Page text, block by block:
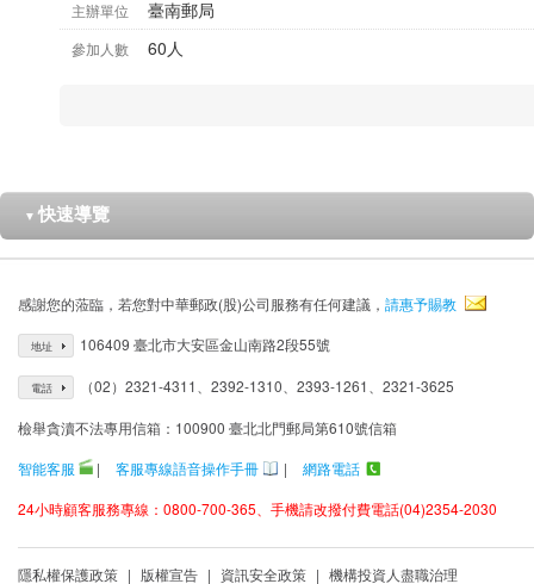
主辦單位 臺南郵局
參加人數 60人
▼ 快速導覽
感謝您的蒞臨，若您對中華郵政(股)公司服務有任何建議， 請惠予賜教
地址 106409 臺北市大安區金山南路2段55號
電話 （02）2321-4311、2392-1310、2393-1261、2321-3625
檢舉貪瀆不法專用信箱：100900 臺北北門郵局第610號信箱
智能客服
| 客服專線語音操作手冊 |
網路電話
24小時顧客服務專線：0800-700-365、手機請改撥付費電話(04)2354-2030
隱私權保護政策 | 版權宣告 | 資訊安全政策 | 機構投資人盡職治理